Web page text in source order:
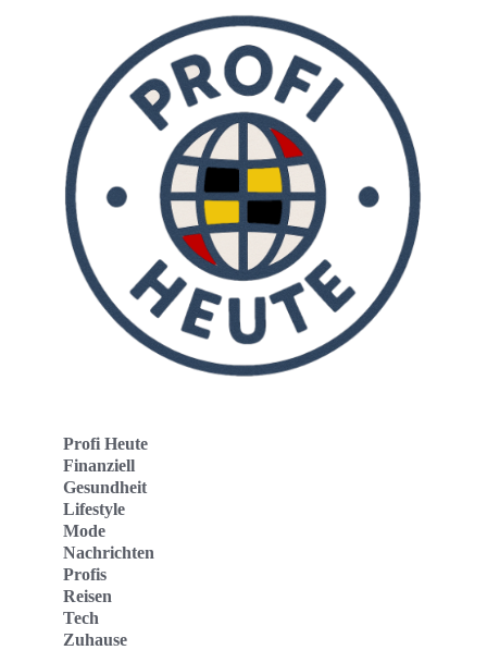
Profi Heute
Finanziell
Gesundheit
Lifestyle
Mode
Nachrichten
Profis
Reisen
Tech
Zuhause